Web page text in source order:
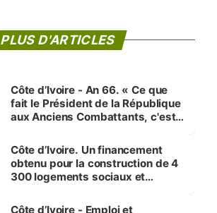
PLUS D'ARTICLES
Côte d’Ivoire - An 66. « Ce que
fait le Président de la République
aux Anciens Combattants, c'est
Côte d’Ivoire. Un financement
obtenu pour la construction de 4
300 logements sociaux et
et Yamoussoukro
Côte d’Ivoire - Emploi et